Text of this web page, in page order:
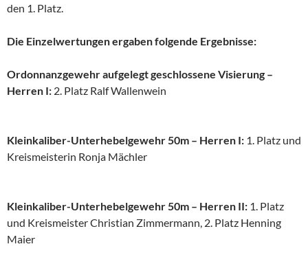
den 1. Platz.
Die Einzelwertungen ergaben folgende Ergebnisse:
Ordonnanzgewehr aufgelegt geschlossene Visierung –
Herren I: 2. Platz Ralf Wallenwein
Kleinkaliber-Unterhebelgewehr 50m – Herren I: 1. Platz und
Kreismeisterin Ronja Mächler
Kleinkaliber-Unterhebelgewehr 50m – Herren II: 1. Platz
und Kreismeister Christian Zimmermann, 2. Platz Henning
Maier